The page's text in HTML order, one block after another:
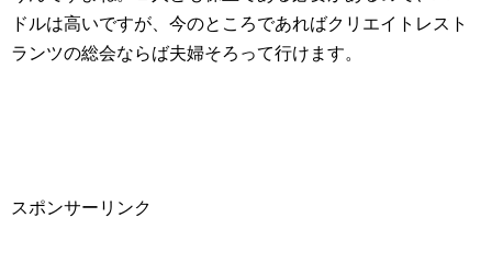
ドルは高いですが、今のところであればクリエイトレスト
ランツの総会ならば夫婦そろって行けます。
スポンサーリンク